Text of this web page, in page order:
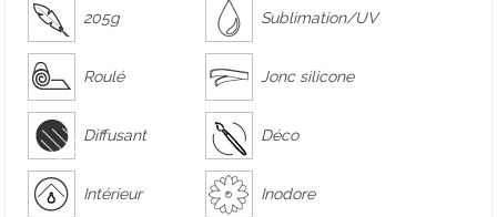
205g Sublimation/UV
Roulé Jonc silicone
Diffusant Déco
Intérieur Inodore